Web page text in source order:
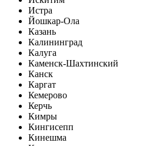
Истра
Йошкар-Ола
Казань
Калининград
Калуга
Каменск-Шахтинский
Канск
Каргат
Кемерово
Керчь
Кимры
Кингисепп
Кинешма